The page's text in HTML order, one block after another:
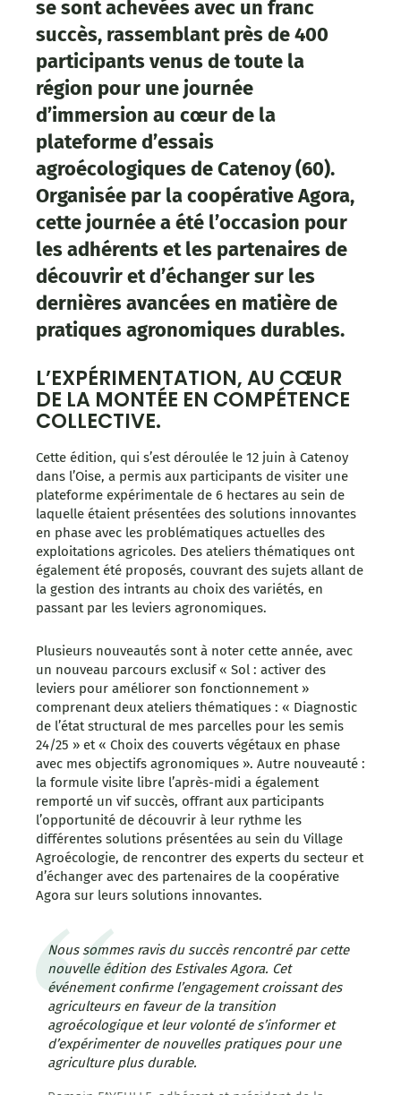
se sont achevées avec un franc
succès, rassemblant près de 400
participants venus de toute la
région pour une journée
d’immersion au cœur de la
plateforme d’essais
agroécologiques de Catenoy (60).
Organisée par la coopérative Agora,
cette journée a été l’occasion pour
les adhérents et les partenaires de
découvrir et d’échanger sur les
dernières avancées en matière de
pratiques agronomiques durables.
L’EXPÉRIMENTATION, AU CŒUR
DE LA MONTÉE EN COMPÉTENCE
COLLECTIVE.
Cette édition, qui s’est déroulée le 12 juin à Catenoy
dans l’Oise, a permis aux participants de visiter une
plateforme expérimentale de 6 hectares au sein de
laquelle étaient présentées des solutions innovantes
en phase avec les problématiques actuelles des
exploitations agricoles. Des ateliers thématiques ont
également été proposés, couvrant des sujets allant de
la gestion des intrants au choix des variétés, en
passant par les leviers agronomiques.
Plusieurs nouveautés sont à noter cette année, avec
un nouveau parcours exclusif « Sol : activer des
leviers pour améliorer son fonctionnement »
comprenant deux ateliers thématiques : « Diagnostic
de l’état structural de mes parcelles pour les semis
24/25 » et « Choix des couverts végétaux en phase
avec mes objectifs agronomiques ». Autre nouveauté :
la formule visite libre l’après-midi a également
remporté un vif succès, offrant aux participants
l’opportunité de découvrir à leur rythme les
différentes solutions présentées au sein du Village
Agroécologie, de rencontrer des experts du secteur et
d’échanger avec des partenaires de la coopérative
Agora sur leurs solutions innovantes.
Nous sommes ravis du succès rencontré par cette
nouvelle édition des Estivales Agora. Cet
événement confirme l’engagement croissant des
agriculteurs en faveur de la transition
agroécologique et leur volonté de s’informer et
d’expérimenter de nouvelles pratiques pour une
agriculture plus durable.